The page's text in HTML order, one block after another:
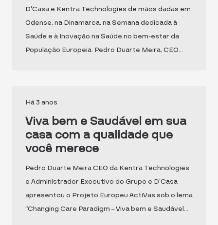
D’Casa e Kentra Technologies de mãos dadas em
Odense, na Dinamarca, na Semana dedicada à
Saúde e à Inovação na Saúde no bem-estar da
População Europeia. Pedro Duarte Meira, CEO…
Há 3 anos
Viva bem e Saudável em sua
casa com a qualidade que
você merece
Pedro Duarte Meira CEO da Kentra Technologies
e Administrador Executivo do Grupo e D’Casa
apresentou o Projeto Europeu ActiVas sob o lema
“Changing Care Paradigm – Viva bem e Saudável…